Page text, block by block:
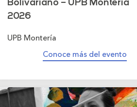
Bolivariano – UPB Montería
2026
UPB Montería
Conoce más del evento